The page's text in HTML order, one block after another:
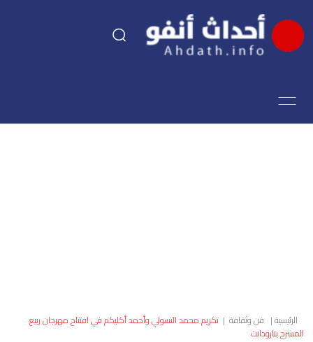
اقتصاد
العالم الرئيسية| فن وثقافة | تكريم محمد التسولي وأحمد أكليكم في افتتاح مهرجان ربيع
المسرح بتارودانت